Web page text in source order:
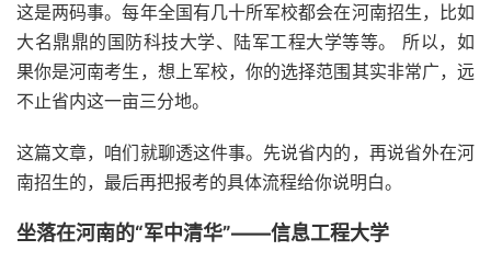
这是两码事。每年全国有几十所军校都会在河南招生，比如
大名鼎鼎的国防科技大学、陆军工程大学等等。 所以，如
果你是河南考生，想上军校，你的选择范围其实非常广，远
不止省内这一亩三分地。
这篇文章，咱们就聊透这件事。先说省内的，再说省外在河
南招生的，最后再把报考的具体流程给你说明白。
坐落在河南的“军中清华”——信息工程大学